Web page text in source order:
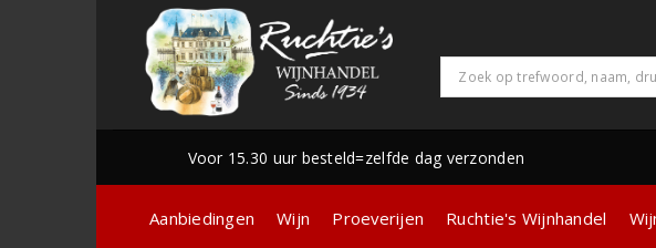
Voor 15.30 uur besteld=zelfde dag verzonden
Aanbiedingen Wijn Proeverijen Ruchtie's Wijnhandel